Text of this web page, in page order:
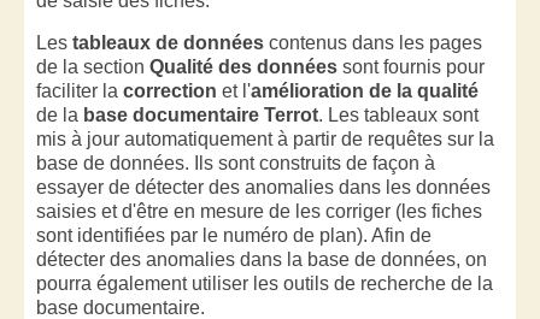
Les tableaux de données contenus dans les pages
de la section Qualité des données sont fournis pour
faciliter la correction et l'amélioration de la qualité
de la base documentaire Terrot. Les tableaux sont
mis à jour automatiquement à partir de requêtes sur la
base de données. Ils sont construits de façon à
essayer de détecter des anomalies dans les données
saisies et d'être en mesure de les corriger (les fiches
sont identifiées par le numéro de plan). Afin de
détecter des anomalies dans la base de données, on
pourra également utiliser les outils de recherche de la
base documentaire.